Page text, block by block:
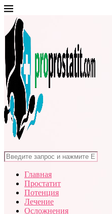
Главная
Простатит
Потенция
Лечение
Осложнения